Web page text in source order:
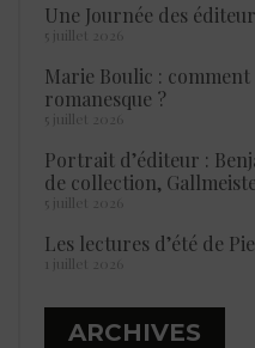
Une Journée des
5 juillet 2026
Marie Boulic :
romanesque ?
5 juillet 2026
Portrait d’éditeur :
de collection,
5 juillet 2026
Les lectures d’été de
1 juillet 2026
ARCHIVES